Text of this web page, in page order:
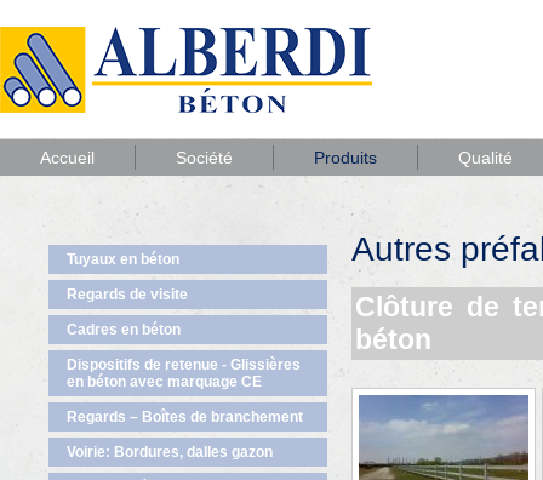
Accueil Société Produits Qualité
Tuyaux en béton
Regards de visite
Cadres en béton
Dispositifs de retenue - Glissières
en béton avec marquage CE
Regards – Boîtes de branchement
Voirie: Bordures, dalles gazon
Autres
Clôture de
béton